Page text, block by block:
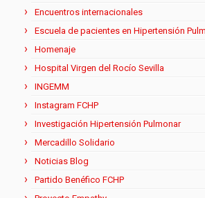
Encuentros internacionales
Escuela de pacientes en Hipertensión
Homenaje
Hospital Virgen del Rocío Sevilla
INGEMM
Instagram FCHP
Investigación Hipertensión Pulmonar
Mercadillo Solidario
Noticias Blog
Partido Benéfico FCHP